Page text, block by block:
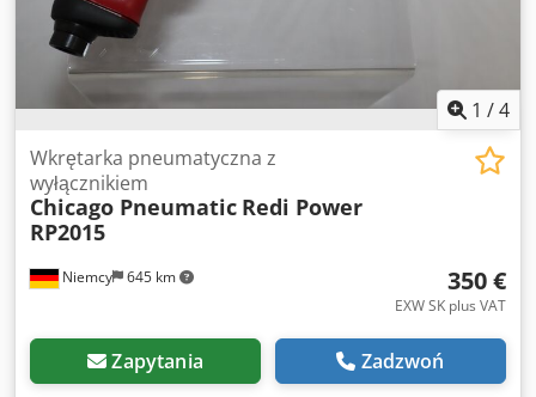
w zależności od zadania, z pakietem do optymalizacji cięcia
W zestawie: nóż do obróbki zaokrągleń z pakietem do
optymalizacji cięcia W zestawie: nóż do obróbki
powierzchni W zestawie: agregat do wykonywania rowków
W zestawie: agregat do obróbki krawędzi W zestawie:
jednostka natryskowa Dostępność: w krótkim terminie
Miejsce magazynowania: Flörsheim
1 /4
Niemcy 645 km
Wkrętarka pneumatyczna z
wyłącznikiem
Chicago Pneumatic Redi Power
RP2015
350 €
EXW SK plus VAT
Zapytania Zadzwoń